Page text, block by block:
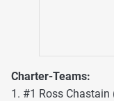
Charter-Teams:
1. #1 Ross Chastain